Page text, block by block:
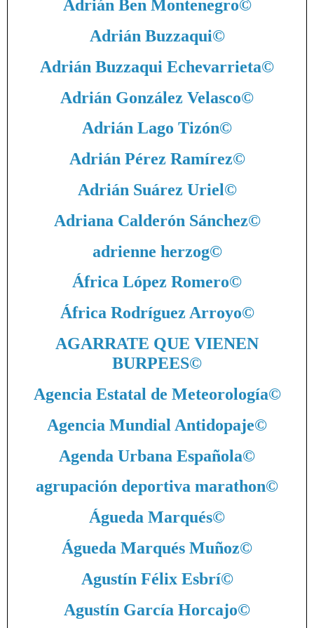
Adrián Ben Montenegro©
Adrián Buzzaqui©
Adrián Buzzaqui Echevarrieta©
Adrián González Velasco©
Adrián Lago Tizón©
Adrián Pérez Ramírez©
Adrián Suárez Uriel©
Adriana Calderón Sánchez©
adrienne herzog©
África López Romero©
África Rodríguez Arroyo©
AGARRATE QUE VIENEN
BURPEES©
Agencia Estatal de Meteorología©
Agencia Mundial Antidopaje©
Agenda Urbana Española©
agrupación deportiva marathon©
Águeda Marqués©
Águeda Marqués Muñoz©
Agustín Félix Esbrí©
Agustín García Horcajo©